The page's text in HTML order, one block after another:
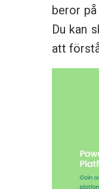
beror
Du kan
att